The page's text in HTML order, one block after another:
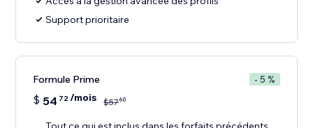
Support prioritaire
Formule Prime - 5 %
$ 54 72/mois $5760